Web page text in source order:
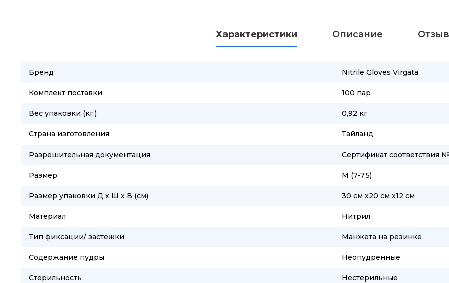
Характеристики Описание
Бренд Nitrile Gloves Virgatа
Комплект поставки 100 пар
Вес упаковки (кг.) 0,92 кг
Страна изготовления Тайланд
Разрешительная документация Сертификат соответствия
Размер M (7-7,5)
Размер упаковки Д х Ш х В (см) 30 см х20 см х12 см
Материал Нитрил
Тип фиксации/ застежки Манжета на резинке
Содержание пудры Неопудренные
Стерильность Нестерильные